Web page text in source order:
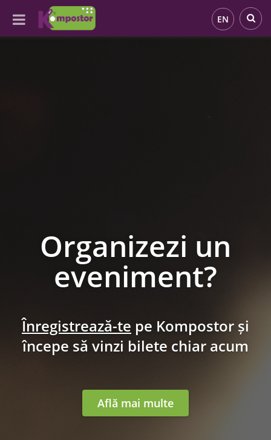
EN
Organizezi un
eveniment?
Înregistrează-te pe Kompostor și
începe să vinzi bilete chiar acum
Află mai multe